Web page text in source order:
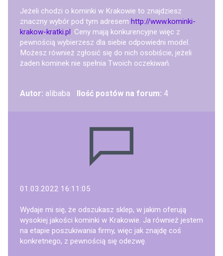
Jeżeli chodzi o kominki w Krakowie to znajdziesz
znaczny wybór pod tym adresem http://www.kominki-
krakow-kratki.pl . Ceny mają konkurencyjne więc z
pewnością wybierzesz dla siebie odpowiedni model.
Możesz również zgłosić się do nich osobiście, jeżeli
żaden kominek nie spełnia Twoich oczekiwań.
Autor: alibaba Ilość postów na forum: 4
01.03.2022 16:11:05
Wydaje mi się, że odszukasz sklep, w jakim oferują
wysokiej jakości kominki w Krakowie. Ja również jestem
na etapie poszukiwania firmy, więc jak znajdę coś
konkretnego, z pewnością się odezwę.